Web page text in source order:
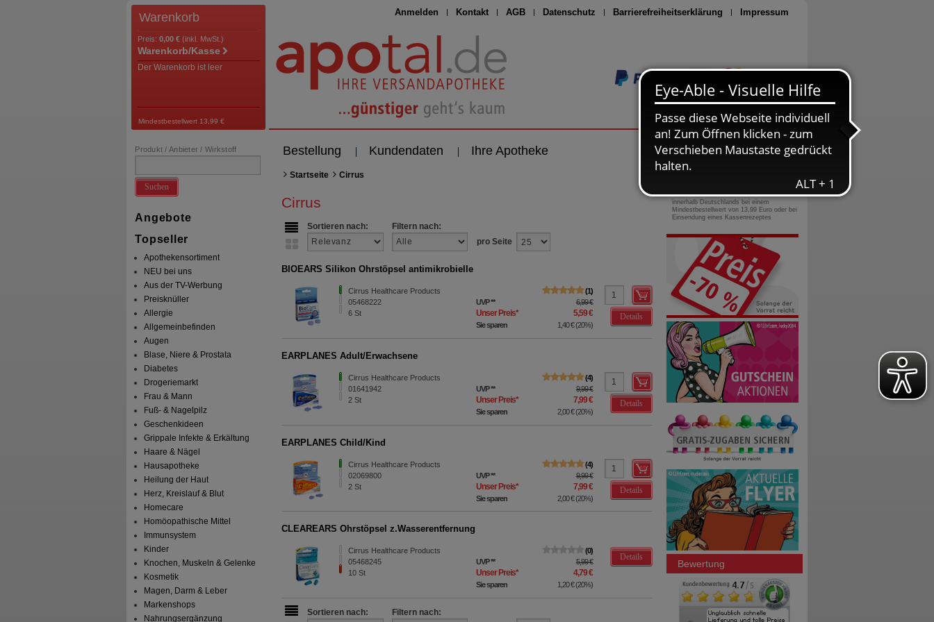
Anmelden Kontakt AGB Datenschutz Barrierefreiheitserklärung Impressum
Seite drucken
Warenkorb
Preis: 0,00 € (inkl. MwSt.)
Warenkorb/Kasse
Der Warenkorb ist leer
Mindestbestellwert 13,99 €
Bestellung Kundendaten Ihre Apotheke
Produkt / Anbieter / Wirkstoff
Suchen
Angebote
Topseller
Apothekensortiment
NEU bei uns
Aus der TV-Werbung
Preisknüller
Allergie
Allgemeinbefinden
Augen
Blase, Niere & Prostata
Diabetes
Drogeriemarkt
Frau & Mann
Fuß- & Nagelpilz
Geschenkideen
Grippale Infekte & Erkältung
Haare & Nägel
Hausapotheke
Heilung der Haut
Herz, Kreislauf & Blut
Homecare
Homöopathische Mittel
Immunsystem
Kinder
Knochen, Muskeln & Gelenke
Kosmetik
Magen, Darm & Leber
Markenshops
Nahrungsergänzung
Startseite Cirrus
Cirrus
Sortieren nach:
Filtern nach:
pro Seite
BIOEARS Silikon Ohrstöpsel antimikrobielle
Cirrus Healthcare Products
05468222
6St
1
UVP** 6,99 €
Unser Preis* 5,59 €
Sie sparen 1,40 €(20%)
Details
EARPLANES Adult/Erwachsene
Cirrus Healthcare Products
01641942
2St
4
UVP** 9,99 €
Unser Preis* 7,99 €
Sie sparen 2,00 €(20%)
Details
EARPLANES Child/Kind
Cirrus Healthcare Products
02069800
2St
4
UVP** 9,99 €
Unser Preis* 7,99 €
Sie sparen 2,00 €(20%)
Details
CLEAREARS Ohrstöpsel z.Wasserentfernung
Cirrus Healthcare Products
05468245
10St
0
UVP** 5,99 €
Unser Preis* 4,79 €
Sie sparen 1,20 €(20%)
Details
Sortieren nach:
Filtern nach:
0800-10 11 422
gebührenfreie Rufnummer
innerhalb Deutschlands bei einem
Mindestbestellwert von 13,99 Euro oder bei
Einsendung eines Kassenrezeptes
Bewertung